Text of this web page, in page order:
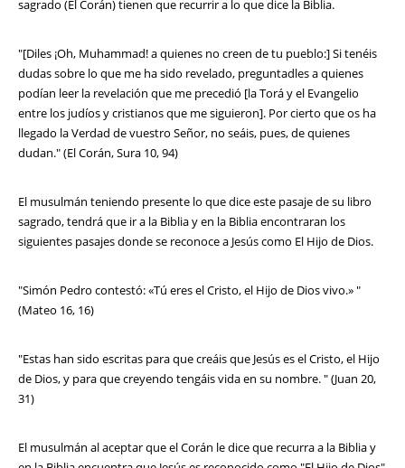
sagrado (El Corán) tienen que recurrir a lo que dice la Biblia.
"[Diles ¡Oh, Muhammad! a quienes no creen de tu pueblo:] Si tenéis
dudas sobre lo que me ha sido revelado, preguntadles a quienes
podían leer la revelación que me precedió [la Torá y el Evangelio
entre los judíos y cristianos que me siguieron]. Por cierto que os ha
llegado la Verdad de vuestro Señor, no seáis, pues, de quienes
dudan." (El Corán, Sura 10, 94)
El musulmán teniendo presente lo que dice este pasaje de su libro
sagrado, tendrá que ir a la Biblia y en la Biblia encontraran los
siguientes pasajes donde se reconoce a Jesús como El Hijo de Dios.
"Simón Pedro contestó: «Tú eres el Cristo, el Hijo de Dios vivo.» "
(Mateo 16, 16)
"Estas han sido escritas para que creáis que Jesús es el Cristo, el Hijo
de Dios, y para que creyendo tengáis vida en su nombre. " (Juan 20,
31)
El musulmán al aceptar que el Corán le dice que recurra a la Biblia y